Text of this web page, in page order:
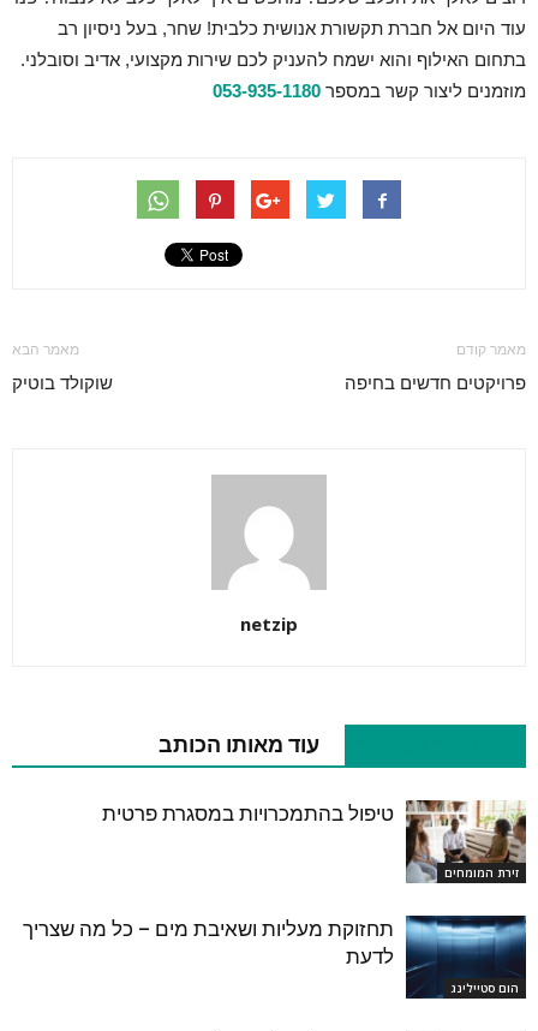
עוד היום אל חברת תקשורת אנושית כלבית! שחר, בעל ניסיון רב
בתחום האילוף והוא ישמח להעניק לכם שירות מקצועי, אדיב וסובלני.
מוזמנים ליצור קשר במספר 053-935-1180
מאמר קודם
פרויקטים חדשים בחיפה
מאמר הבא
שוקולד בוטיק
netzip
עוד מאותו הכותב
זירת המומחים
טיפול בהתמכרויות במסגרת פרטית
הום סטיילינג
תחזוקת מעליות ושאיבת מים – כל מה שצריך
לדעת